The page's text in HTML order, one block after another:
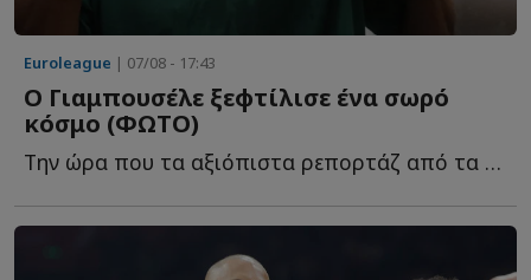
Euroleague | 07/08 - 17:43
Ο Γιαμπουσέλε ξεφτίλισε ένα σωρό
κόσμο (ΦΩΤΟ)
Την ώρα που τα αξιόπιστα ρεπορτάζ από τα εργομετρικ�...